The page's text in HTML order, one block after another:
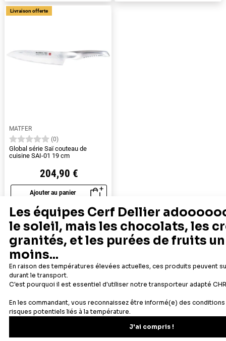
MATFER
(0)
Global série Saï couteau de
cuisine SAI-01 19 cm
204,90 €
Ajouter au panier
Aperçu rapide
Livraison offerte
1 2 Suivant
Des souvenirs d'enfance retrouvés dans les bonnes odeurs se
partages en famille... nous avons tous une raison d'aimer la
pâtisserie. Chez Cerf Dellier, c'est une passion depuis 1932 :
nous proposons aux particuliers et aux professionnels tous